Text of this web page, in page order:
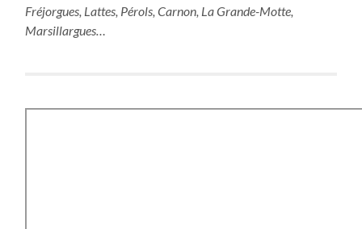
Fréjorgues, Lattes, Pérols, Carnon, La Grande-Motte,
Marsillargues…